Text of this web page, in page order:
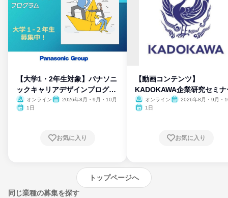
【大学1・2年生対象】パナソニ
ックキャリアデザインプログラ
ム
オンライン
2026年8月・9月・10月
1日
お気に入り
【動画コンテンツ】
KADOKAWA企業研究セミナ
オンライン
2026年8月・9月・
1日
お気に入り
トップページへ
同じ業種の募集を探す